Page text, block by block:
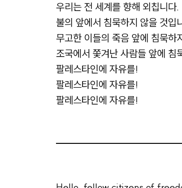
우리는 전 세계를 향해 외칩니다.
불의 앞에서 침묵하지 않을 것입
무고한 이들의 죽음 앞에 침묵하
조국에서 쫓겨난 사람들 앞에 침
팔레스타인에 자유를!
팔레스타인에 자유를!
팔레스타인에 자유를!